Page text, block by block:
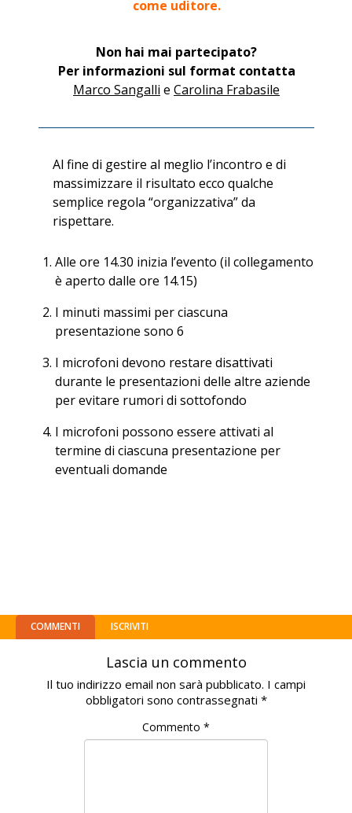
come uditore.
Non hai mai partecipato?
Per informazioni sul format contatta
Marco Sangalli e Carolina Frabasile
Al fine di gestire al meglio l’incontro e di
massimizzare il risultato ecco qualche
semplice regola “organizzativa” da
rispettare.
Alle ore 14.30 inizia l’evento (il collegamento
è aperto dalle ore 14.15)
I minuti massimi per ciascuna
presentazione sono 6
I microfoni devono restare disattivati
durante le presentazioni delle altre aziende
per evitare rumori di sottofondo
I microfoni possono essere attivati al
termine di ciascuna presentazione per
eventuali domande
COMMENTI ISCRIVITI
Lascia un commento
Il tuo indirizzo email non sarà pubblicato. I campi
obbligatori sono contrassegnati *
Commento *